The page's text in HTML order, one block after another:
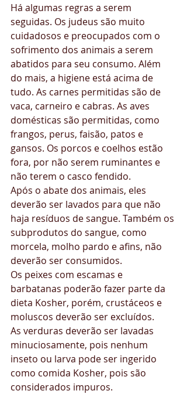
Há algumas regras a serem
seguidas. Os judeus são muito
cuidadosos e preocupados com o
sofrimento dos animais a serem
abatidos para seu consumo. Além
do mais, a higiene está acima de
tudo. As carnes permitidas são de
vaca, carneiro e cabras. As aves
domésticas são permitidas, como
frangos, perus, faisão, patos e
gansos. Os porcos e coelhos estão
fora, por não serem ruminantes e
não terem o casco fendido.
Após o abate dos animais, eles
deverão ser lavados para que não
haja resíduos de sangue. Também os
subprodutos do sangue, como
morcela, molho pardo e afins, não
deverão ser consumidos.
Os peixes com escamas e
barbatanas poderão fazer parte da
dieta Kosher, porém, crustáceos e
moluscos deverão ser excluídos.
As verduras deverão ser lavadas
minuciosamente, pois nenhum
inseto ou larva pode ser ingerido
como comida Kosher, pois são
considerados impuros.